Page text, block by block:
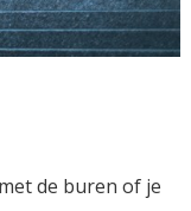
de buren of je